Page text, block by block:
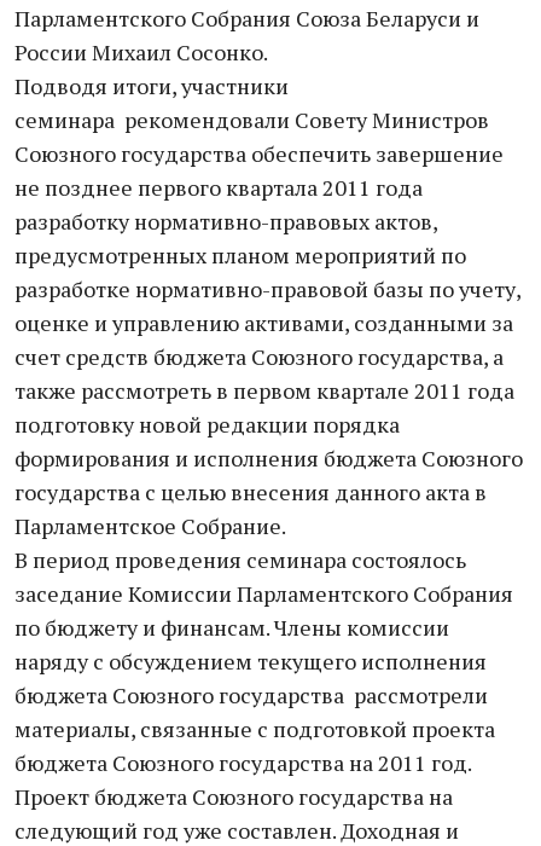
Парламентского Собрания Союза Беларуси и
России Михаил Сосонко.
Подводя итоги, участники
семинара рекомендовали Совету Министров
Союзного государства обеспечить завершение
не позднее первого квартала 2011 года
разработку нормативно-правовых актов,
предусмотренных планом мероприятий по
разработке нормативно-правовой базы по учету,
оценке и управлению активами, созданными за
счет средств бюджета Союзного государства, а
также рассмотреть в первом квартале 2011 года
подготовку новой редакции порядка
формирования и исполнения бюджета Союзного
государства с целью внесения данного акта в
Парламентское Собрание.
В период проведения семинара состоялось
заседание Комиссии Парламентского Собрания
по бюджету и финансам. Члены комиссии
наряду с обсуждением текущего исполнения
бюджета Союзного государства рассмотрели
материалы, связанные с подготовкой проекта
бюджета Союзного государства на 2011 год.
Проект бюджета Союзного государства на
следующий год уже составлен. Доходная и